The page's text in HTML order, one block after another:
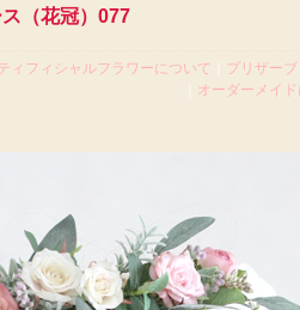
（花冠）077
ィフィシャルフラワーについて プリザー
オーダーメイ